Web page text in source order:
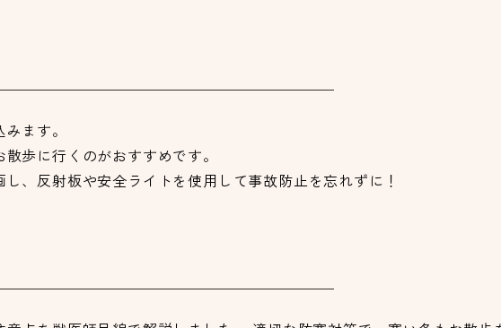
ます。
歩に行くのがおすすめです。
、反射板や安全ライトを使用して事故防止を忘れずに！